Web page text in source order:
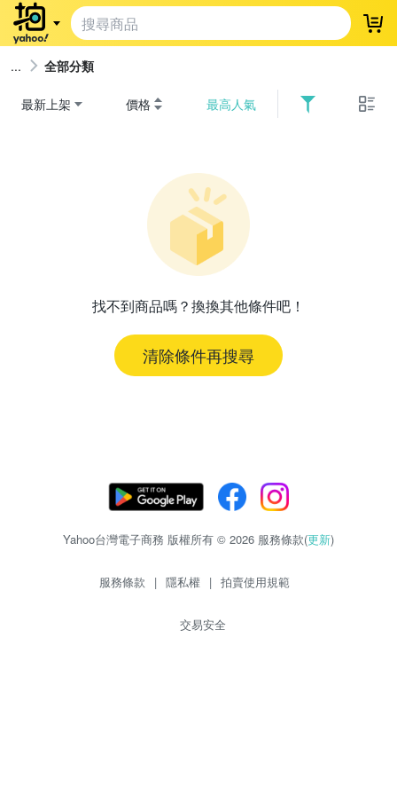
登
全部分類
最新上架 價格 最高人氣
找不到商品嗎？換換其他條件吧！
清除條件再搜尋
Yahoo台灣電子商務 版權所有 © 2026 服務條款(更新)
服務條款 | 隱私權 | 拍賣使用規範
交易安全